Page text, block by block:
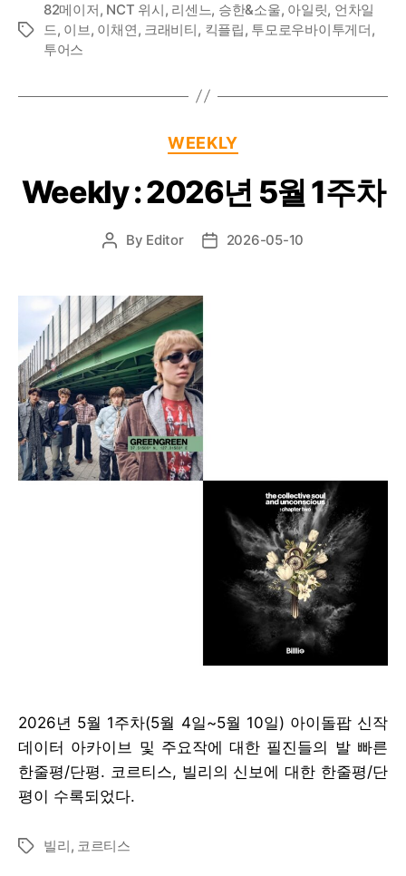
Tags
82메이저, NCT 위시, 리센느, 승한&소울, 아일릿, 언차일
드, 이브, 이채연, 크래비티, 킥플립, 투모로우바이투게더,
투어스
Categories
WEEKLY
Weekly : 2026년 5월 1주차
Post
By Editor
Post2026-05-10
2026년 5월 1주차(5월 4일~5월 10일) 아이돌팝 신작
데이터 아카이브 및 주요작에 대한 필진들의 발 빠른
한줄평/단평. 코르티스, 빌리의 신보에 대한 한줄평/단
평이 수록되었다.
Tags빌리, 코르티스